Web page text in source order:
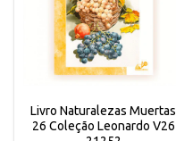
Livro Naturalezas Muertas
26 Coleção Leonardo V26